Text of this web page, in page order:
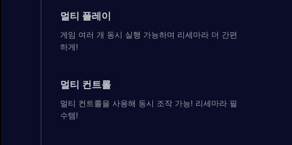
멀티 플레이
게임 여러 개 동시 실행 가능하며 리세마라 더 간편
하게!
멀티 컨트롤
멀티 컨트롤을 사용해 동시 조작 가능! 리세마라 필
수템!